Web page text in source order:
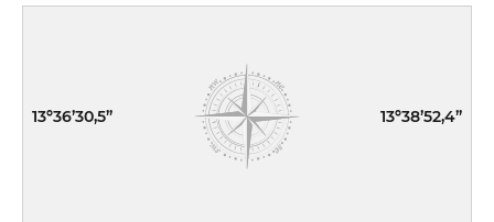
13º38’52,4”
13º36’30,5”